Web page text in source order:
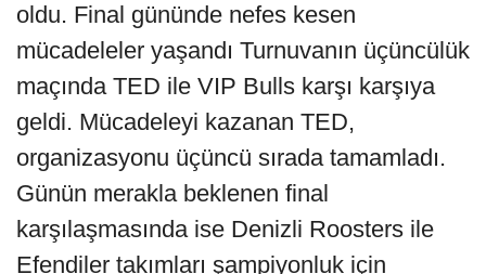
oldu. Final gününde nefes kesen
mücadeleler yaşandı Turnuvanın üçüncülük
maçında TED ile VIP Bulls karşı karşıya
geldi. Mücadeleyi kazanan TED,
organizasyonu üçüncü sırada tamamladı.
Günün merakla beklenen final
karşılaşmasında ise Denizli Roosters ile
Efendiler takımları şampiyonluk için